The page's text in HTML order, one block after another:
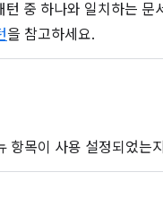
턴 중 하나와 일치하는
을 참고하세요.
항목이 사용 설정되었는